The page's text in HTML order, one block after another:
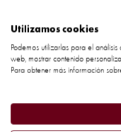
Dirección de
País
Utilizamos cookies
Podemos utilizarlas para el
web, mostrar contenido
Para obtener más información